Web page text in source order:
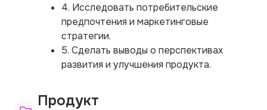
4. Исследовать потребительские
предпочтения и маркетинговые
стратегии.
5. Сделать выводы о перспективах
развития и улучшения продукта.
Продукт